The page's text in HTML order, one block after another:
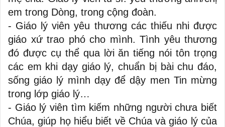
em trong Dòng, trong cộng đoàn.
- Giáo lý viên yêu thương các thiếu nhi được
giáo xứ trao phó cho mình. Tình yêu thương
đó được cụ thể qua lời ăn tiếng nói tôn trọng
các em khi dạy giáo lý, chuẩn bị bài chu đáo,
sống giáo lý mình dạy để dậy men Tin mừng
trong lớp giáo lý…
- Giáo lý viên tìm kiếm những người chưa biết
Chúa, giúp họ hiểu biết về Chúa và giáo lý của